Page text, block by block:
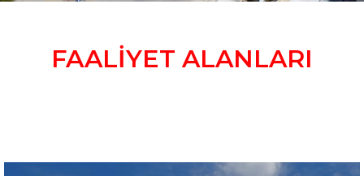
İLETİŞİM
FAALİYET ALANLARI